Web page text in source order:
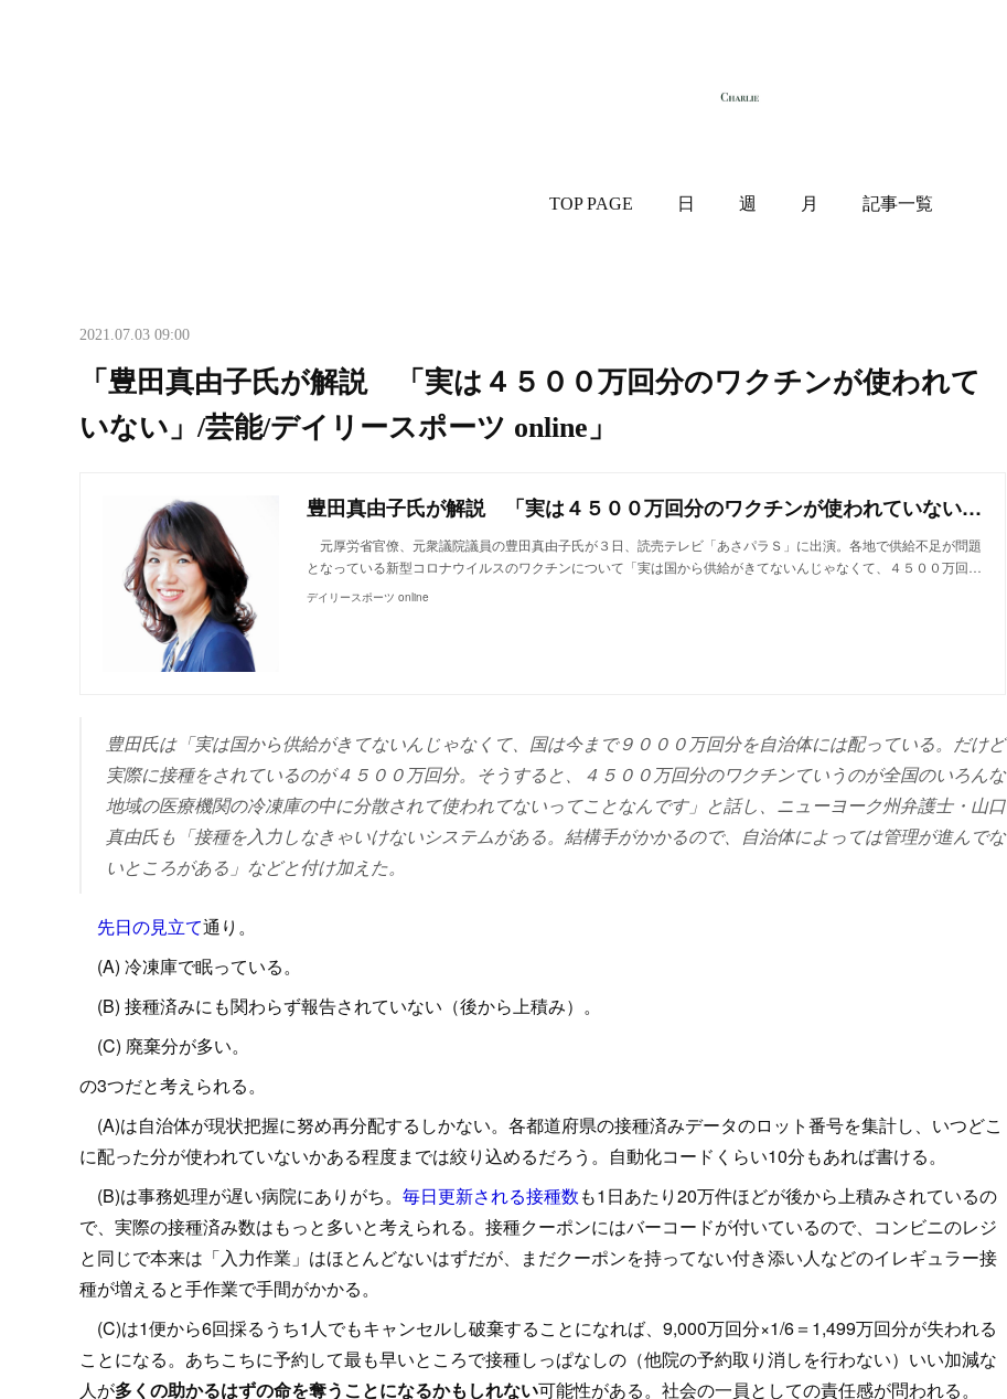
TOP PAGE 日 週 月 記事一覧
2021.07.03 09:00
「豊田真由子氏が解説 「実は４５００万回分のワクチンが使われて
いない」/芸能/デイリースポーツ online」
豊田真由子氏が解説 「実は４５００万回分のワクチンが使われていない」/デイリースポーツ online
元厚労省官僚、元衆議院議員の豊田真由子氏が３日、読売テレビ「あさパラＳ」に出演。各地で供給不足が問題
となっている新型コロナウイルスのワクチンについて「実は国から供給がきてないんじゃなくて、４５００万回…
デイリースポーツ online
豊田氏は「実は国から供給がきてないんじゃなくて、国は今まで９０００万回分を自治体には配っている。だけど
実際に接種をされているのが４５００万回分。そうすると、４５００万回分のワクチンていうのが全国のいろんな
地域の医療機関の冷凍庫の中に分散されて使われてないってことなんです」と話し、ニューヨーク州弁護士・山口
真由氏も「接種を入力しなきゃいけないシステムがある。結構手がかかるので、自治体によっては管理が進んでな
いところがある」などと付け加えた。
先日の見立て通り。
(A) 冷凍庫で眠っている。
(B) 接種済みにも関わらず報告されていない（後から上積み）。
(C) 廃棄分が多い。
の3つだと考えられる。
(A)は自治体が現状把握に努め再分配するしかない。各都道府県の接種済みデータのロット番号を集計し、いつどこ
に配った分が使われていないかある程度までは絞り込めるだろう。自動化コードくらい10分もあれば書ける。
(B)は事務処理が遅い病院にありがち。 毎日更新される接種数も1日あたり20万件ほどが後から上積みされているの
で、実際の接種済み数はもっと多いと考えられる。接種クーポンにはバーコードが付いているので、コンビニのレジ
と同じで本来は「入力作業」はほとんどないはずだが、まだクーポンを持ってない付き添い人などのイレギュラー接
種が増えると手作業で手間がかかる。
(C)は1便から6回採るうち1人でもキャンセルし破棄することになれば、9,000万回分×1/6＝1,499万回分が失われる
ことになる。あちこちに予約して最も早いところで接種しっぱなしの（他院の予約取り消しを行わない）いい加減な
人が多くの助かるはずの命を奪うことになるかもしれない可能性がある。社会の一員としての責任感が問われる。